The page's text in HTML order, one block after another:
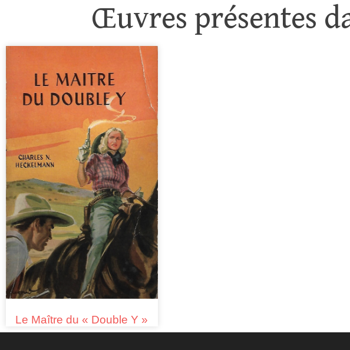
Œuvres présentes
Le Maître du « Double Y »